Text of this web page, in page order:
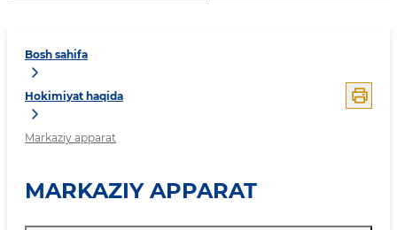
Bosh sahifa
Hokimiyat haqida
Markaziy apparat
MARKAZIY APPARAT